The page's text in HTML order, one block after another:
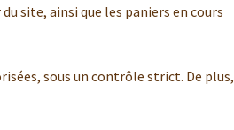
site, ainsi que les paniers en cours
sous un contrôle strict. De plus,